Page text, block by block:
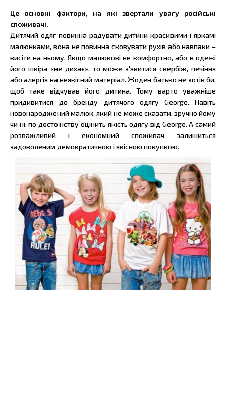
Це основні фактори, на які звертали увагу російські
споживачі.
Дитячий одяг повинна радувати дитини красивими і яркамі
малюнками, вона не повинна сковувати рухів або навпаки –
висіти на ньому. Якщо малюкові не комфортно, або в одежі
його шкіра «не дихає», то може з'явитися свербіж, печіння
або алергія на неякісний матеріал. Жоден батько не хотів би,
щоб таке відчував його дитина. Тому варто уважніше
придивитися до бренду дитячого одягу George. Навіть
новонароджений малюк, який не може сказати, зручно йому
чи ні, по достоїнству оцінить якість одягу від George. А самий
розважливий і економний споживач залишиться
задоволеним демократичною і якісною покупкою.